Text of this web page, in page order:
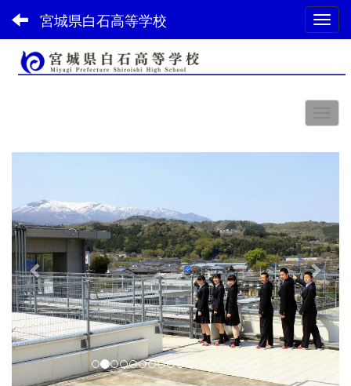
宮城県白石高等学校
e
v
i
o
u
s
t